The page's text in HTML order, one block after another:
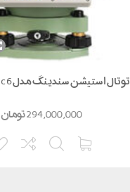
توتال استیشن سندینگ مدل sanding Arc6
تومان294,000,000